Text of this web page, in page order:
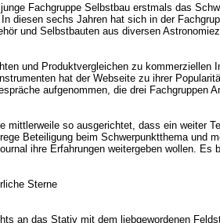
Fachgruppe Selbstbau erstmals das
diesen sechs Jahren hat sich in der
und Selbstbauten aus diversen
und Produktvergleichen zu
hat der Webseite zu ihrer
aufgenommen, die drei
so ausgerichtet, dass ein weiter
Beteiligung beim Schwerpunktthema
ihre Erfahrungen weitergeben wollen.
Sterne
an das Stativ mit dem liebgewordenen